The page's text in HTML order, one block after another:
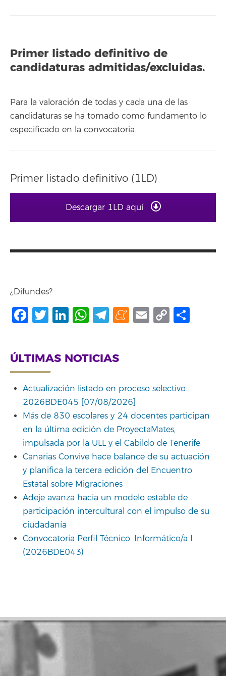
Primer listado definitivo de
candidaturas admitidas/excluidas.
Para la valoración de todas y cada una de las
candidaturas se ha tomado como fundamento lo
especificado en la convocatoria.
Primer listado definitivo (1LD)
Descargar 1LD aquí
¿Difundes?
Facebook
Twitter
LinkedIn
WhatsApp
Telegram
Meneame
Email
Copy
ÚLTIMAS NOTICIAS
Actualización listado en proceso selectivo:
2026BDE045 [07/08/2026]
Más de 830 escolares y 24 docentes participan
en la última edición de ProyectaMates,
impulsada por la ULL y el Cabildo de Tenerife
Canarias Convive hace balance de su actuación
y planifica la tercera edición del Encuentro
Estatal sobre Migraciones
Adeje avanza hacia un modelo estable de
participación intercultural con el impulso de su
ciudadanía
Convocatoria Perfil Técnico: Informático/a I
(2026BDE043)